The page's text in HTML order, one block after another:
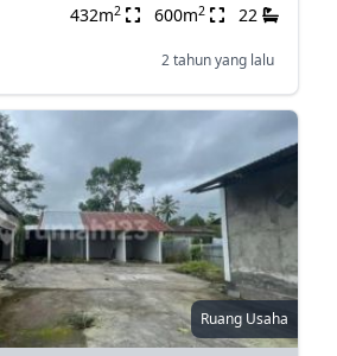
432m2 600m2 22
2 tahun yang lalu
Ruang Usaha